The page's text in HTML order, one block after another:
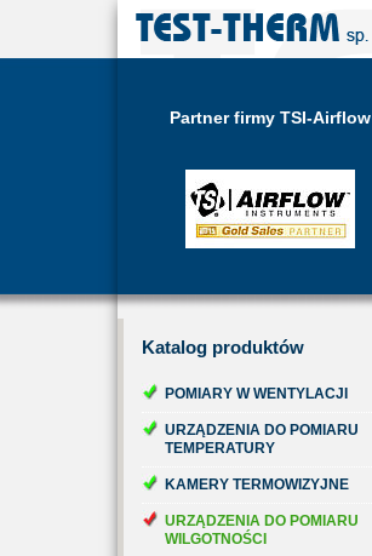
Partner firmy TSI-Airflow
Katalog produktów
POMIARY W WENTYLACJI
URZĄDZENIA DO POMIARU
TEMPERATURY
KAMERY TERMOWIZYJNE
URZĄDZENIA DO POMIARU
WILGOTNOŚCI